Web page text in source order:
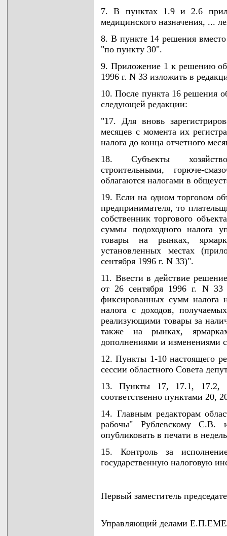
7. В пунктах 1.9 и 2.6
медицинского назначения, ...
8. В пункте 14 решения
"по пункту 30".
9. Приложение 1 к решению
1996 г. N 33 изложить в
10. После пункта 16 решения
следующей редакции:
"17. Для вновь
месяцев с момента их
налога до конца отчетного
18. Субъекты
строительными, горюче-
облагаются налогами в
19. Если на одном торговом
предпринимателя, то
собственник торгового
суммы подоходного налога
товары на рынках,
установленных местах
сентября 1996 г. N 33)".
11. Ввести в действие
от 26 сентября 1996 г. N 33
фиксированных сумм налога
налога с доходов,
реализующими товары за
также на рынках,
дополнениями и изменениями
12. Пункты 1-10 настоящего
сессии областного Совета
13. Пункты 17, 17.1, 17.2,
соответственно пунктами 20,
14. Главным редакторам
рабочы" Рублевскому С.В.
опубликовать в печати в
15. Контроль за
государственную налоговую
Первый заместитель
Управляющий делами